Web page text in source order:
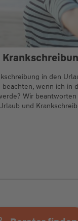
in den
beachten, wenn ich in
Wir beantworten
und